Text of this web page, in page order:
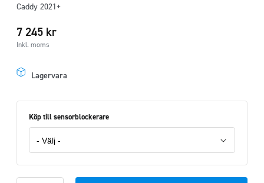
Caddy 2021+
7 245 kr
Inkl. moms
Lagervara
Köp till sensorblockerare